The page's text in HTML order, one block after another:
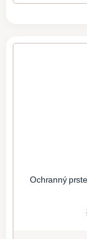
Ochranný